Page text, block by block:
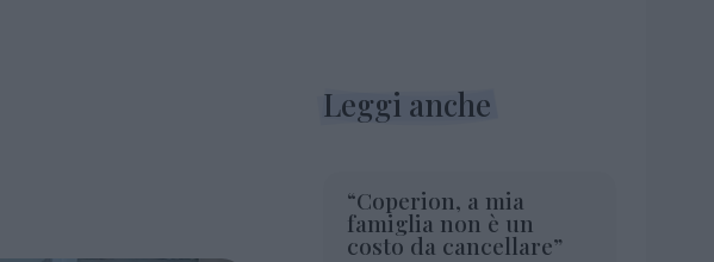
Leggi anche
“Coperion, a mia
famiglia non è un
costo da cancellare”